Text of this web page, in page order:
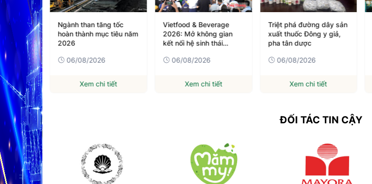
11
hai
tiết
Ngành than tăng tốc
hoàn thành mục tiêu năm
2026
06/08/2026
Xem chi tiết
Vietfood & Beverage
2026: Mở không gian
kết nối hệ sinh thái
06/08/2026
Xem chi tiết
Triệt phá đường dây sản
xuất thuốc Đông y giả,
pha tân dược
06/08/2026
Xem chi tiết
ĐỐI TÁC TIN CẬY